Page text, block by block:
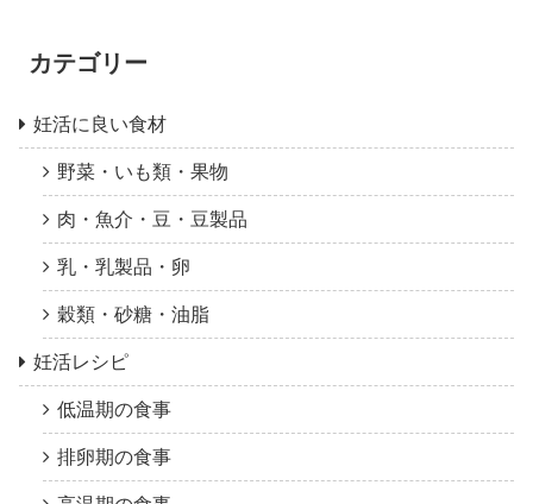
カテゴリー
妊活に良い食材
野菜・いも類・果物
肉・魚介・豆・豆製品
乳・乳製品・卵
穀類・砂糖・油脂
妊活レシピ
低温期の食事
排卵期の食事